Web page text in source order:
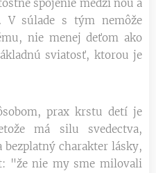
spojenie medzi ňou a
V súlade s tým nemôže
nie menej deťom ako
sviatosť, ktorou je
prax krstu detí je
má silu svedectva,
charakter lásky,
"že nie my sme milovali